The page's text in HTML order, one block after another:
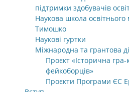
підтримки здобувачів
Наукова школа
Тимошко
Наукові гуртки
Міжнародна та грантова
Проєкт «Історична гра-
фейкоборців»
Проєкти Програми ЄС